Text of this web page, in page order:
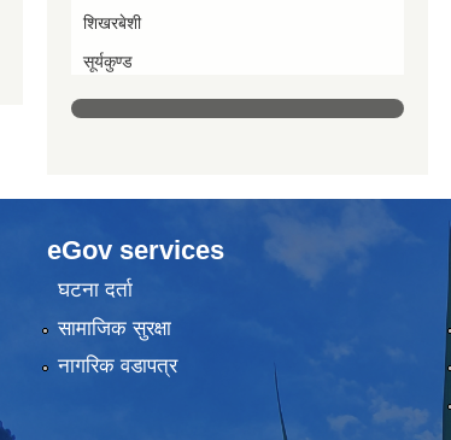
शिखरबेशी
सूर्यकुण्ड
eGov services
घटना दर्ता
सामाजिक सुरक्षा
नागरिक वडापत्र